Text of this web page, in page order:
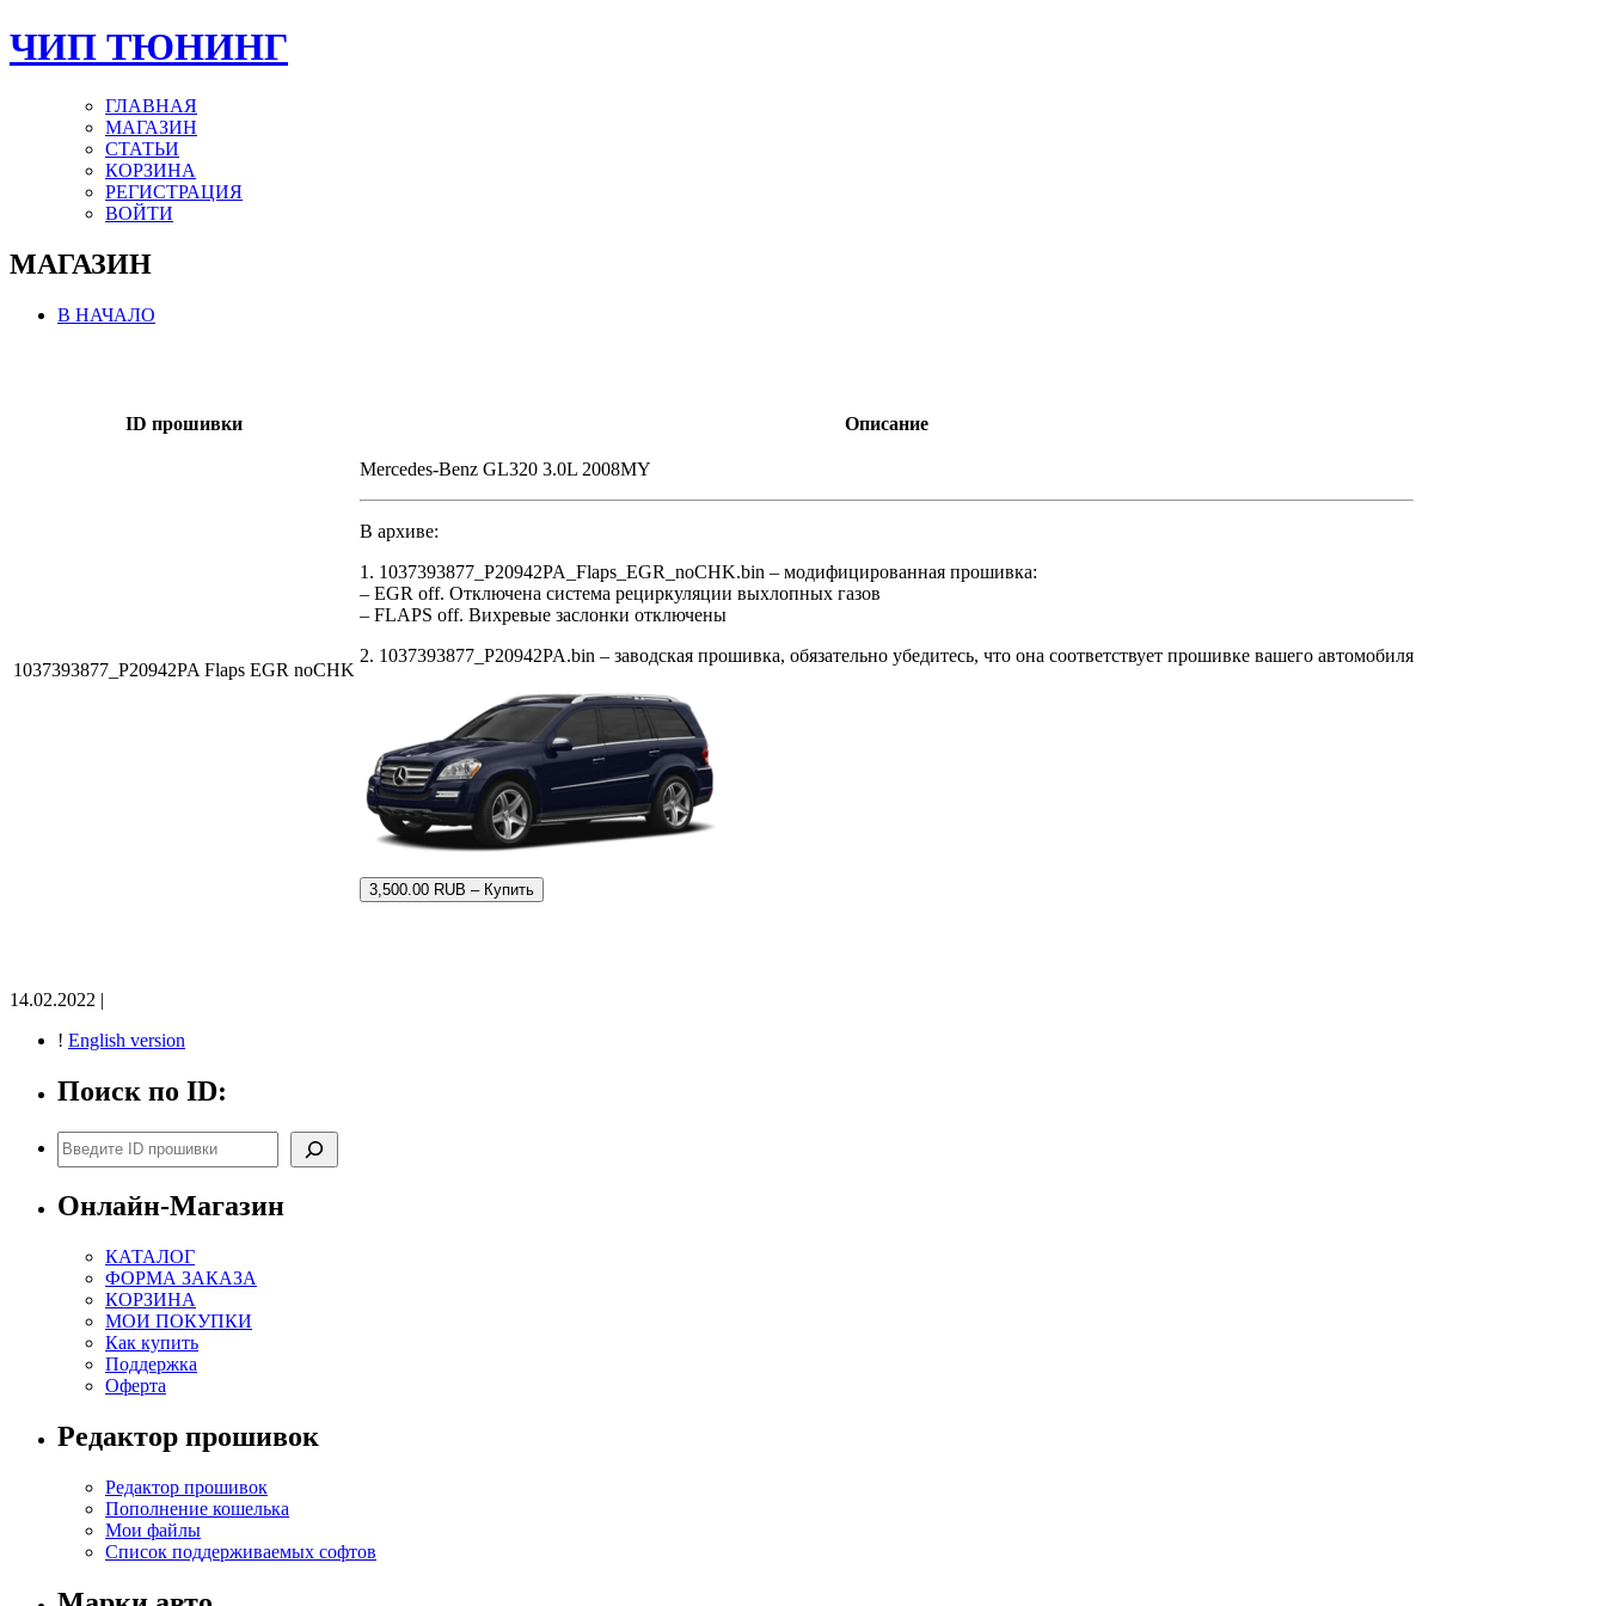
ЧИП ТЮНИНГ
ГЛАВНАЯ
МАГАЗИН
СТАТЬИ
КОРЗИНА
РЕГИСТРАЦИЯ
ВОЙТИ
МАГАЗИН
В НАЧАЛО
ID прошивки Описание
1037393877_P20942PA Flaps EGR noCHK
Mercedes-Benz GL320 3.0L 2008MY
В архиве:
1. 1037393877_P20942PA_Flaps_EGR_noCHK.bin – модифицированная прошивка:
– EGR off. Отключена система рециркуляции выхлопных газов
– FLAPS off. Вихревые заслонки отключены
2. 1037393877_P20942PA.bin – заводская прошивка, обязательно убедитесь, что она соответствует прошивке вашего автомобиля
3,500.00 RUB – Купить
14.02.2022 |
! English version
Поиск по ID:
Поиск
Онлайн-Магазин
КАТАЛОГ
ФОРМА ЗАКАЗА
КОРЗИНА
МОИ ПОКУПКИ
Как купить
Поддержка
Оферта
Редактор прошивок
Редактор прошивок
Пополнение кошелька
Мои файлы
Список поддерживаемых софтов